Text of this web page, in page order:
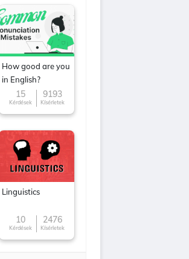
How good are you
in English?
15
Kérdések
9193
Kísérletek
Linguistics
10
Kérdések
2476
Kísérletek